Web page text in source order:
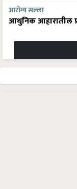
आधुनिक आहारातील